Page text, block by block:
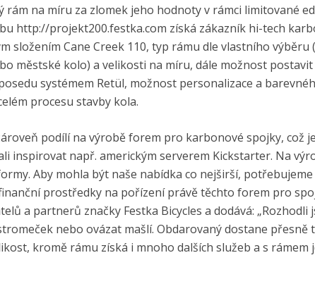
na míru za zlomek jeho hodnoty v rámci limitované
http://projekt200.festka.com získá zákazník hi-tech
složením Cane Creek 110, typ rámu dle vlastního výběru
městské kolo) a velikosti na míru, dále možnost
systémem Retül, možnost personalizace a
procesu stavby kola.
podílí na výrobě forem pro karbonové spojky, což
inspirovat např. americkým serverem Kickstarter. Na
Aby mohla být naše nabídka co nejširší,
prostředky na pořízení právě těchto forem pro
a partnerů značky Festka Bicycles a dodává:
nebo ovázat mašlí. Obdarovaný dostane přesně
kromě rámu získá i mnoho dalších služeb a s rámem